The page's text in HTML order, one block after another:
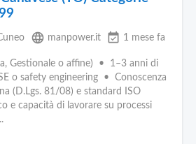
language manpower.it event_available 1 mese fa
Gestionale o affine) • 1–3 anni di
o safety engineering • Conoscenza
(D.Lgs. 81/08) e standard ISO
e capacità di lavorare su processi